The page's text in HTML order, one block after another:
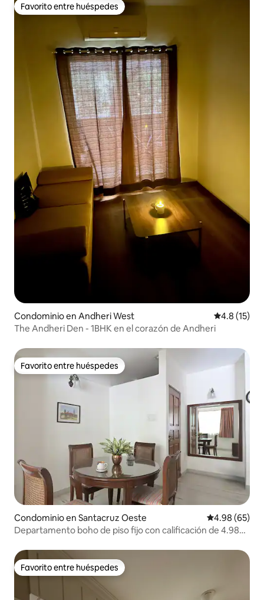
Favorito entre huéspedes
Favorito entre huéspedes
Condominio en Andheri West Calificación
4.8 (15)
The Andheri Den - 1BHK en el corazón de Andheri
Favorito entre huéspedes
Favorito entre huéspedes
Condominio en Santacruz Oeste Calificación
4.98 (65)
Departamento boho de piso fijo con calificación de 4.98
Favorito entre huéspedes
Favorito entre huéspedes